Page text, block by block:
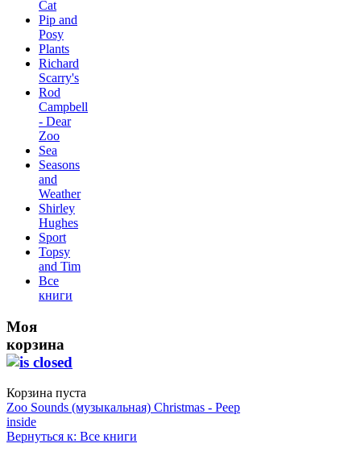
Сat
Pip and
Posy
Plants
Richard
Scarry's
Rod
Campbell
- Dear
Zoo
Sea
Seasons
and
Weather
Shirley
Hughes
Sport
Topsy
and Tim
Все
книги
Моя
корзина
Корзина пуста
Zoo Sounds (музыкальная) Christmas - Peep
inside
Вернуться к: Все книги